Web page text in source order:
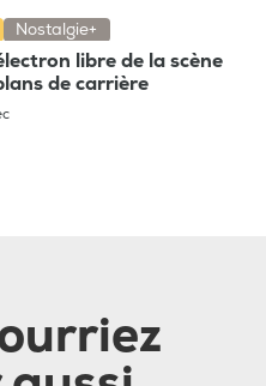
Nostalgie+
libre de la scène
de carrière